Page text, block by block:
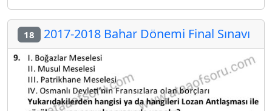
18 2017-2018 Bahar Dönemi Final Sınavı